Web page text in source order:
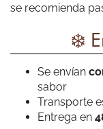
Leo Romero
Excelente tienda
es que he
de sus croquetas.
perfecto. ¡Sus
se recomienda
❄️
Se envían
sabor
Transporte
Entrega en